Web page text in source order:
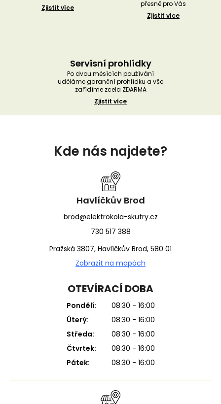
Zjistit více
přesně pro Vás
Zjistit více
Servisní prohlídky
Po dvou měsících používání
uděláme garanční prohlídku a vše
zařídíme zcela ZDARMA
Zjistit více
Kde nás najdete?
Havlíčkův Brod
brod@elektrokola-skutry.cz
730 517 388
Pražská 3807, Havlíčkův Brod, 580 01
Zobrazit na mapách
OTEVÍRACÍ DOBA
Pondělí:
08:30 - 16:00
Úterý:
08:30 - 16:00
Středa:
08:30 - 16:00
Čtvrtek:
08:30 - 16:00
Pátek:
08:30 - 16:00